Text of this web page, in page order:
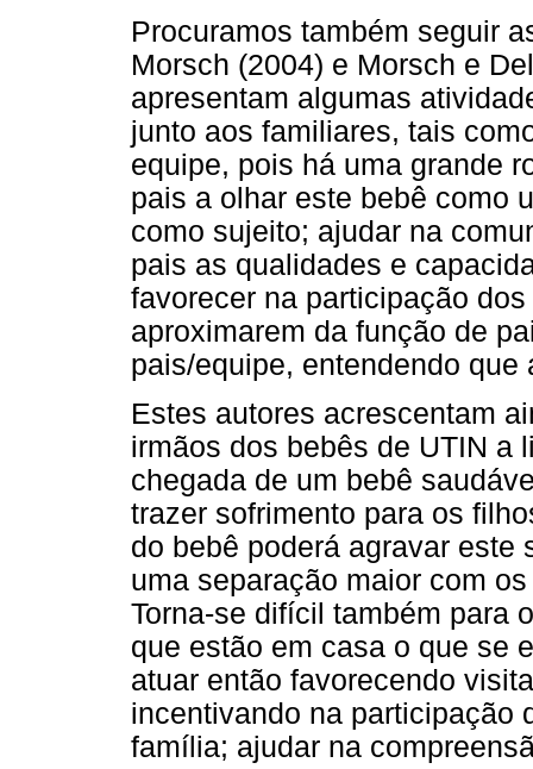
Procuramos também seguir
Morsch (2004) e Morsch e
apresentam algumas
junto aos familiares, tais
equipe, pois há uma grande
pais a olhar este bebê como
como sujeito; ajudar na
pais as qualidades e
favorecer na participação
aproximarem da função de
pais/equipe, entendendo
Estes autores acrescentam
irmãos dos bebês de UTIN a
chegada de um bebê
trazer sofrimento para os
do bebê poderá agravar este
uma separação maior com
Torna-se difícil também para
que estão em casa o que se
atuar então favorecendo
incentivando na participação
família; ajudar na